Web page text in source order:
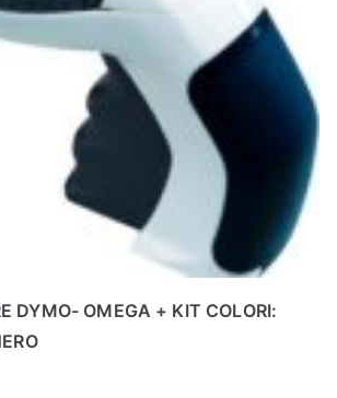
DYMO- OMEGA + KIT COLORI: